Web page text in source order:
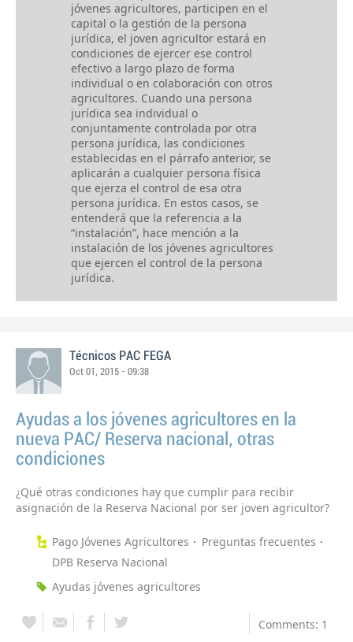
jóvenes agricultores, participen en el
capital o la gestión de la persona
jurídica, el joven agricultor estará en
condiciones de ejercer ese control
efectivo a largo plazo de forma
individual o en colaboración con otros
agricultores. Cuando una persona
jurídica sea individual o
conjuntamente controlada por otra
persona jurídica, las condiciones
establecidas en el párrafo anterior, se
aplicarán a cualquier persona física
que ejerza el control de esa otra
persona jurídica. En estos casos, se
entenderá que la referencia a la
“instalación”, hace mención a la
instalación de los jóvenes agricultores
que ejercen el control de la persona
jurídica.
Técnicos PAC FEGA
Oct 01, 2015 - 09:38
Ayudas a los jóvenes agricultores en la
nueva PAC/ Reserva nacional, otras
condiciones
¿Qué otras condiciones hay que cumplir para recibir
asignación de la Reserva Nacional por ser joven agricultor?
Pago Jóvenes Agricultores
Preguntas frecuentes
DPB Reserva Nacional
Ayudas jóvenes agricultores
Comments: 1